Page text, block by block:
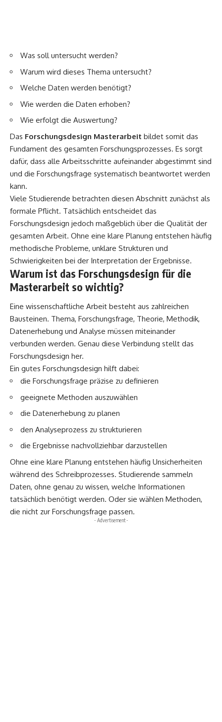
Was soll untersucht werden?
Warum wird dieses Thema untersucht?
Welche Daten werden benötigt?
Wie werden die Daten erhoben?
Wie erfolgt die Auswertung?
Das Forschungsdesign Masterarbeit bildet somit das
Fundament des gesamten Forschungsprozesses. Es sorgt
dafür, dass alle Arbeitsschritte aufeinander abgestimmt sind
und die Forschungsfrage systematisch beantwortet werden
kann.
Viele Studierende betrachten diesen Abschnitt zunächst als
formale Pflicht. Tatsächlich entscheidet das
Forschungsdesign jedoch maßgeblich über die Qualität der
gesamten Arbeit. Ohne eine klare Planung entstehen häufig
methodische Probleme, unklare Strukturen und
Schwierigkeiten bei der Interpretation der Ergebnisse.
Warum ist das Forschungsdesign für die
Masterarbeit so wichtig?
Eine wissenschaftliche Arbeit besteht aus zahlreichen
Bausteinen. Thema, Forschungsfrage, Theorie, Methodik,
Datenerhebung und Analyse müssen miteinander
verbunden werden. Genau diese Verbindung stellt das
Forschungsdesign her.
Ein gutes Forschungsdesign hilft dabei:
die Forschungsfrage präzise zu definieren
geeignete Methoden auszuwählen
die Datenerhebung zu planen
den Analyseprozess zu strukturieren
die Ergebnisse nachvollziehbar darzustellen
Ohne eine klare Planung entstehen häufig Unsicherheiten
während des Schreibprozesses. Studierende sammeln
Daten, ohne genau zu wissen, welche Informationen
tatsächlich benötigt werden. Oder sie wählen Methoden,
die nicht zur Forschungsfrage passen.
- Advertisement -